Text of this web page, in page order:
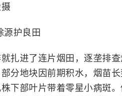
源护良田
扎进了连片烟田，逐垄排
分地块因前期积水，烟苗
下部叶片带着零星小病斑。